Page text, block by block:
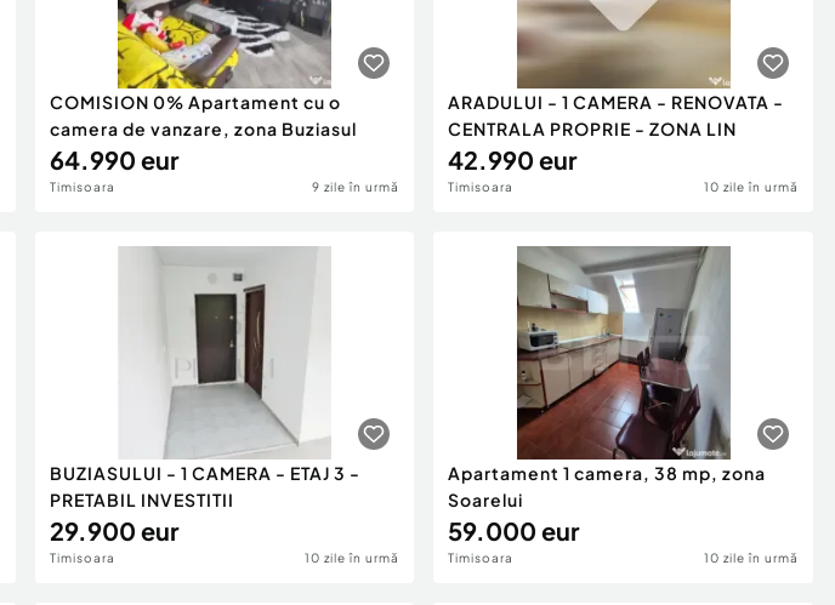
COMISION 0% Apartament cu o
camera de vanzare, zona Buziasul
64.990 eur
Timisoara 9 zile în urmă
ARADULUI - 1 CAMERA - RENOVATA -
CENTRALA PROPRIE - ZONA LIN
42.990 eur
Timisoara 10 zile în urmă
BUZIASULUI - 1 CAMERA - ETAJ 3 -
PRETABIL INVESTITII
29.900 eur
Timisoara 10 zile în urmă
Apartament 1 camera, 38 mp, zona
Soarelui
59.000 eur
Timisoara 10 zile în urmă